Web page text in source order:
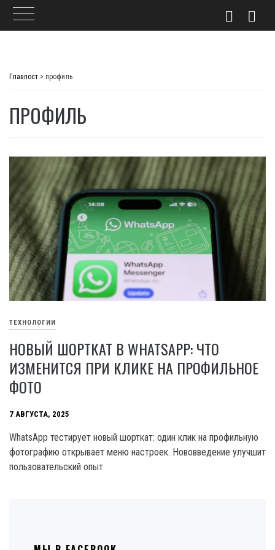
Главпост > профиль
ПРОФИЛЬ
ТЕХНОЛОГИИ
НОВЫЙ ШОРТКАТ В WHATSAPP: ЧТО
ИЗМЕНИТСЯ ПРИ КЛИКЕ НА ПРОФИЛЬНОЕ
ФОТО
7 АВГУСТА, 2025
WhatsApp тестирует новый шорткат: один клик на профильную
фотографию открывает меню настроек. Нововведение улучшит
пользовательский опыт